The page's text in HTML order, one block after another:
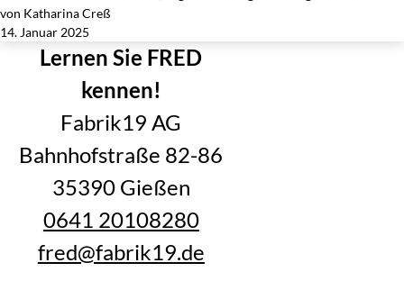
von Katharina Creß
14. Januar 2025
Lernen Sie FRED
kennen!
Fabrik19 AG
Bahnhofstraße 82-86
35390 Gießen
0641 20108280
fred@fabrik19.de